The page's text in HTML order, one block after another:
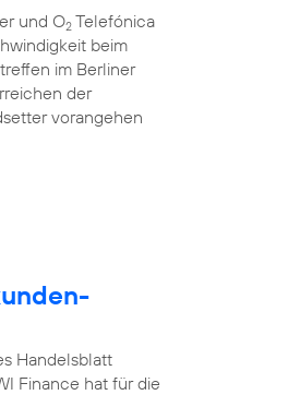
und O2 Telefónica
beim
im Berliner
der
vorangehen
Handelsblatt
Finance hat für die